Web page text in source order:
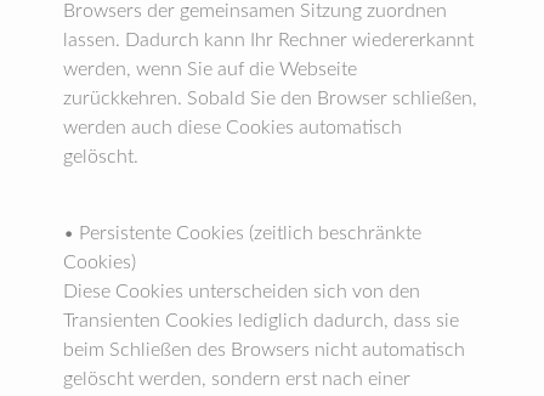
Browsers der gemeinsamen Sitzung zuordnen
lassen. Dadurch kann Ihr Rechner wiedererkannt
werden, wenn Sie auf die Webseite
zurückkehren. Sobald Sie den Browser schließen,
werden auch diese Cookies automatisch
gelöscht.
• Persistente Cookies (zeitlich beschränkte
Cookies)
Diese Cookies unterscheiden sich von den
Transienten Cookies lediglich dadurch, dass sie
beim Schließen des Browsers nicht automatisch
gelöscht werden, sondern erst nach einer